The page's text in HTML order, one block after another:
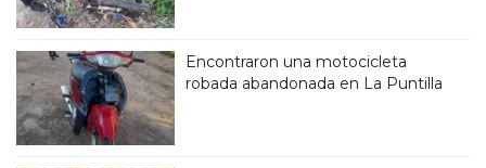
Encontraron una motocicleta
robada abandonada en La Puntilla